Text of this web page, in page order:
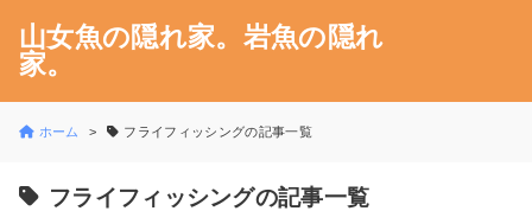
山女魚の隠れ家。岩魚の隠れ
家。
ホーム フライフィッシングの記事一覧
フライフィッシングの記事一覧